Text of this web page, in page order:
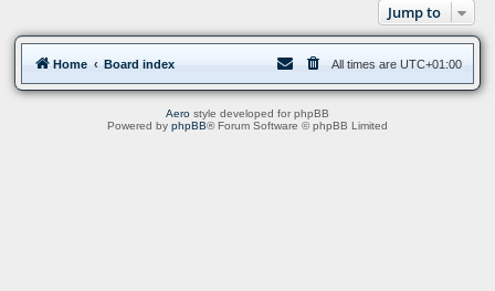
Jump to
Home Board index All times are UTC+01:00
Aero style developed for phpBB
Powered by phpBB® Forum Software © phpBB Limited